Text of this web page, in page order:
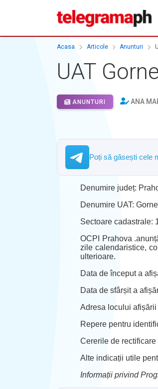
Acasa Articole Anunturi
UAT
ANUNTURI ANA
Poți să găsești cele
Denumire județ:
Denumire UAT:
Sectoare cadastrale:
OCPI Prahova
zile calendaristice,
ulterioare.
Data de început a
Data de sfârșit a
Adresa locului
Repere pentru
Cererile de
Alte indicații utile
Informații privind